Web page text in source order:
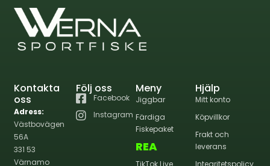
Kontakta
oss
Adress:
Västbovägen
56A
331 53
Värnamo
Följ oss
Facebook
Instagram
Meny
Jiggbar
Färdiga
Fiskepaket
REA
Hjälp
Mitt konto
Köpvillkor
Frakt och
leverans